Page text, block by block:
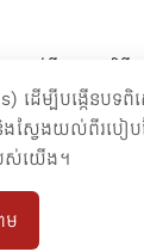
ជាន់ទី៤ មហាវិថីព្រ
ានីភ្នំពេញ។
រឹះស្ថានមីក្រូហិរញ្ញវ
ដើម្បីបង្កើនបទ
ងស្វែងយល់ពីរបៀប
ស់យើង។
ម